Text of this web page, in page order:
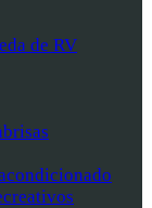
de RV